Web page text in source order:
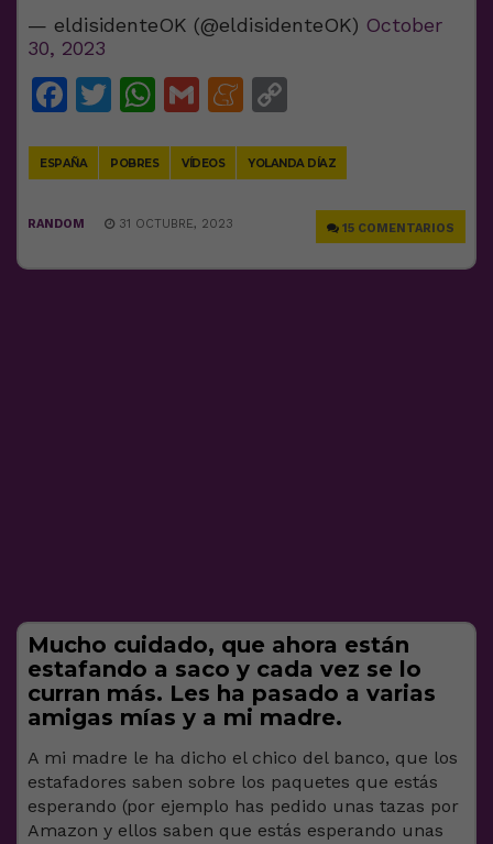
— eldisidenteOK (@eldisidenteOK) October
30, 2023
Facebook
Twitter
WhatsApp
GmailMeneame
ESPAÑA POBRES VÍDEOS YOLANDA DÍAZ
15 COMENTARIOS
RANDOM 31 OCTUBRE, 2023
Mucho cuidado, que ahora están
estafando a saco y cada vez se lo
curran más. Les ha pasado a varias
amigas mías y a mi madre.
A mi madre le ha dicho el chico del banco, que los
estafadores saben sobre los paquetes que estás
esperando (por ejemplo has pedido unas tazas por
Amazon y ellos saben que estás esperando unas